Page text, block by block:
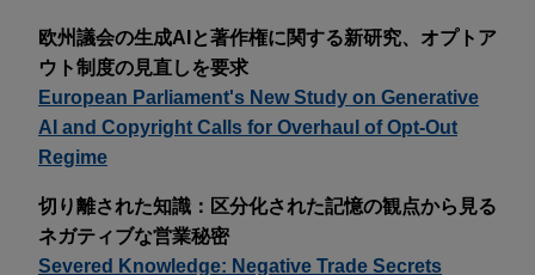
欧州議会の生成AIと著作権に関する新研究、オプトア
ウト制度の見直しを要求
European Parliament's New Study on Generative
AI and Copyright Calls for Overhaul of Opt-Out
Regime
切り離された知識：区分化された記憶の観点から見る
ネガティブな営業秘密
Severed Knowledge: Negative Trade Secrets